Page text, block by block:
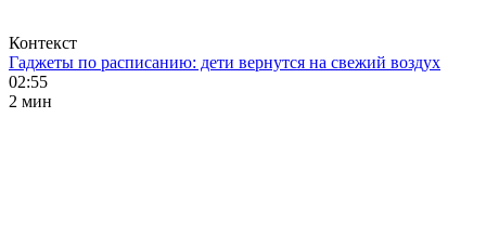
Контекст
Гаджеты по расписанию: дети вернутся на свежий воздух
02:55
2 мин